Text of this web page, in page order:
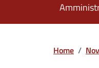
Home /